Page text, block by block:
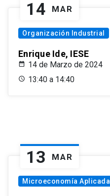
14 MAR
Organización Industrial
Enrique Ide, IESE
14 de Marzo de 2024
13:40 a 14:40
13 MAR
Microeconomía Aplicada